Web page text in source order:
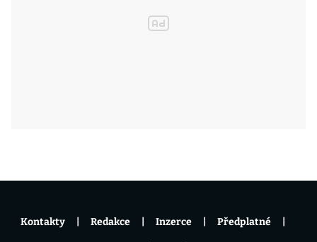
Kontakty Redakce Inzerce Předplatné